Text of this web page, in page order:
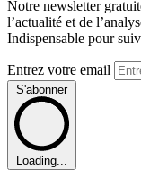
Notre newsletter
l’actualité et de
Indispensable pour
Entrez votre email
S'abonner
Loading...